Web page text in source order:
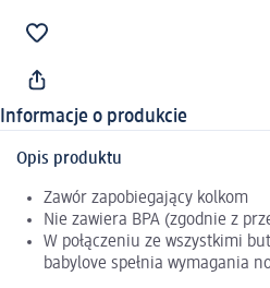
Informacje o produkcie
Opis produktu
Zawór zapobiegający kolkom
Nie zawiera BPA (zgodnie z
W połączeniu ze wszystkimi
babylove spełnia wymagania